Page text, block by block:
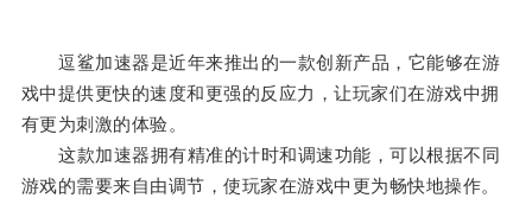
逗鲨加速器是近年来推出的一款创新产品，它能够在游
戏中提供更快的速度和更强的反应力，让玩家们在游戏中拥
有更为刺激的体验。
这款加速器拥有精准的计时和调速功能，可以根据不同
游戏的需要来自由调节，使玩家在游戏中更为畅快地操作。